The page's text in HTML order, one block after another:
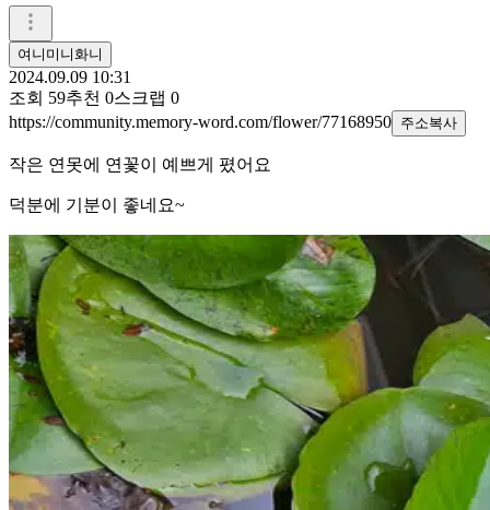
여니미니화니
2024.09.09 10:31
조회 59추천 0스크랩 0
https://community.memory-word.com/flower/77168950 주소복사
작은 연못에 연꽃이 예쁘게 폈어요
덕분에 기분이 좋네요~